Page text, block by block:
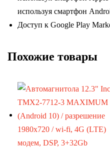
используя смартфон
Доступ к Google Play
Похожие товары